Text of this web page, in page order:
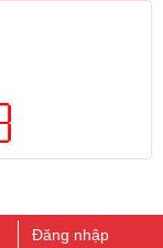
Đăng nhập